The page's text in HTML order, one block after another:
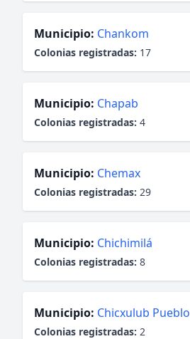
Municipio: Chankom
Colonias registradas: 17
Municipio: Chapab
Colonias registradas: 4
Municipio: Chemax
Colonias registradas: 29
Municipio: Chichimilá
Colonias registradas: 8
Municipio: Chicxulub Pueblo
Colonias registradas: 2